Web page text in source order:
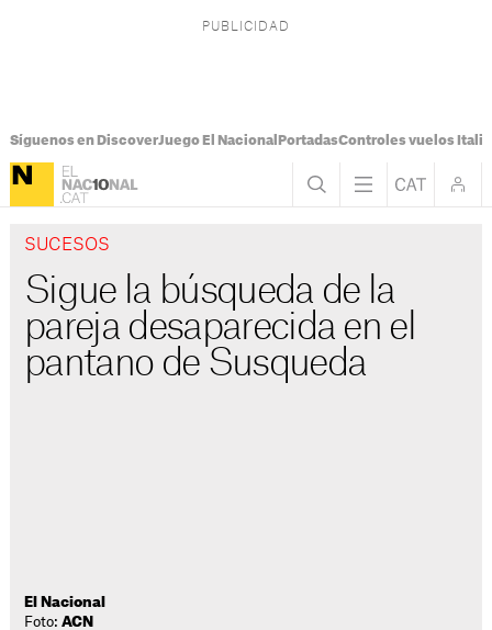
Síguenos en DiscoverJuego El Nacional PortadasControles vuelos Italia
SUCESOS
Sigue la búsqueda de la
pareja desaparecida en el
pantano de Susqueda
El Nacional
Foto:ACN